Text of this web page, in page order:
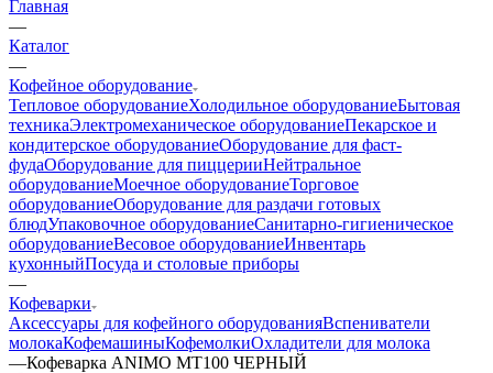
Главная
—
Каталог
—
Кофейное оборудование
Тепловое оборудованиеХолодильное оборудованиеБытовая
техникаЭлектромеханическое оборудованиеПекарское и
кондитерское оборудованиеОборудование для фаст-
фудаОборудование для пиццерииНейтральное
оборудованиеМоечное оборудованиеТорговое
оборудованиеОборудование для раздачи готовых
блюдУпаковочное оборудованиеСанитарно-гигиеническое
оборудованиеВесовое оборудованиеИнвентарь
кухонныйПосуда и столовые приборы
—
Кофеварки
Аксессуары для кофейного оборудованияВспениватели
молокаКофемашиныКофемолкиОхладители для молока
—Кофеварка ANIMO MT100 ЧЕРНЫЙ